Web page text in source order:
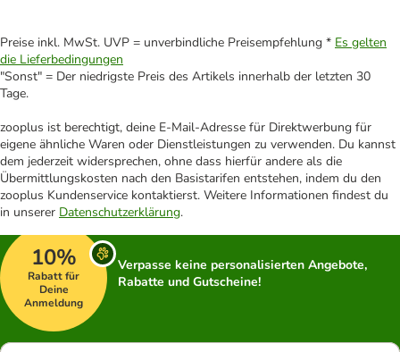
Preise inkl. MwSt. UVP = unverbindliche Preisempfehlung * Es gelten
die Lieferbedingungen
"Sonst" = Der niedrigste Preis des Artikels innerhalb der letzten 30
Tage.
zooplus ist berechtigt, deine E-Mail-Adresse für Direktwerbung für
eigene ähnliche Waren oder Dienstleistungen zu verwenden. Du kannst
dem jederzeit widersprechen, ohne dass hierfür andere als die
Übermittlungskosten nach den Basistarifen entstehen, indem du den
zooplus Kundenservice kontaktierst. Weitere Informationen findest du
in unserer Datenschutzerklärung.
10%
Rabatt für
Deine
Anmeldung
Verpasse keine personalisierten Angebote,
Rabatte und Gutscheine!